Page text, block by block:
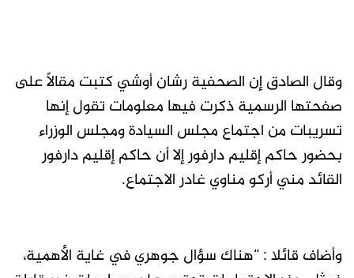
وقال الصادق إن الصحفية رشان أوشي كتبت مقالًا على
صفحتها الرسمية ذكرت فيها معلومات تقول إنها
تسريبات من اجتماع مجلس السيادة ومجلس الوزراء
بحضور حاكم إقليم دارفور إلا أن حاكم إقليم دارفور
القائد مني أركو مناوي غادر الاجتماع.
وأضاف قائلا : “هناك سؤال جوهري في غاية الأهمية،